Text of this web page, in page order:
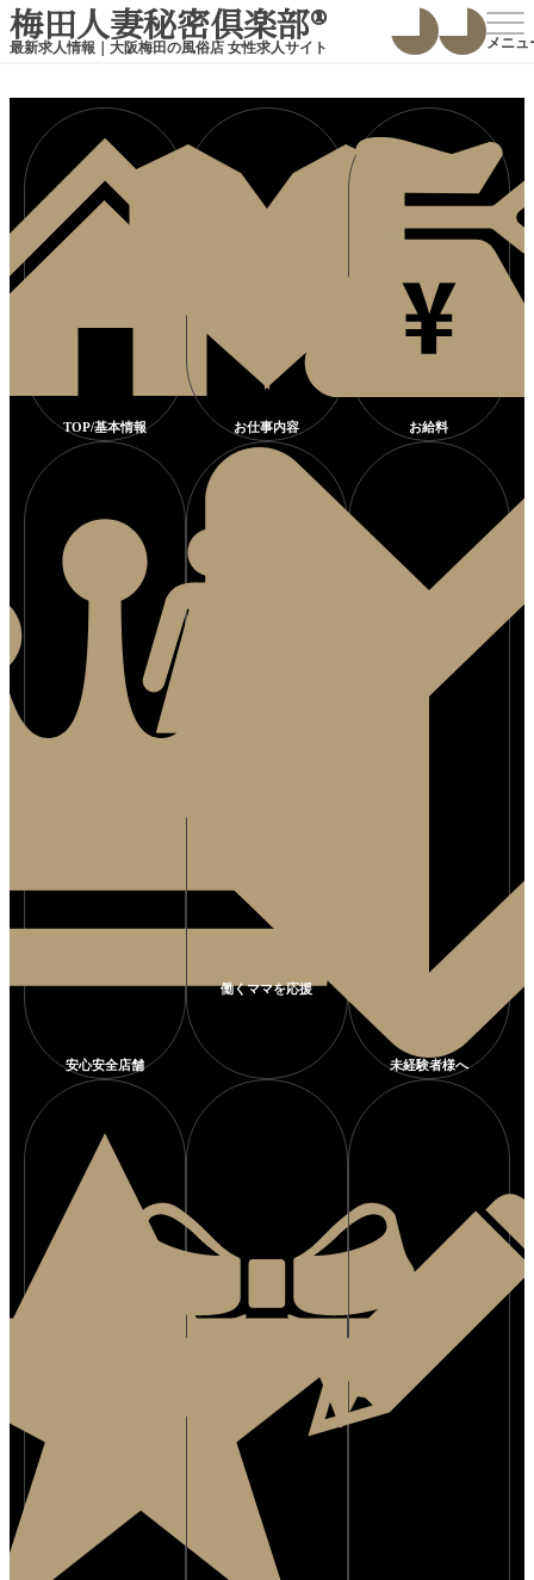
梅田人妻秘密倶楽部®
最新求人情報｜大阪梅田の風俗店 女性求人サイト